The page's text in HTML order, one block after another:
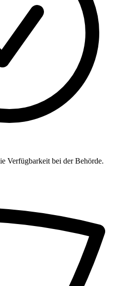
Verfügbarkeit bei der Behörde.